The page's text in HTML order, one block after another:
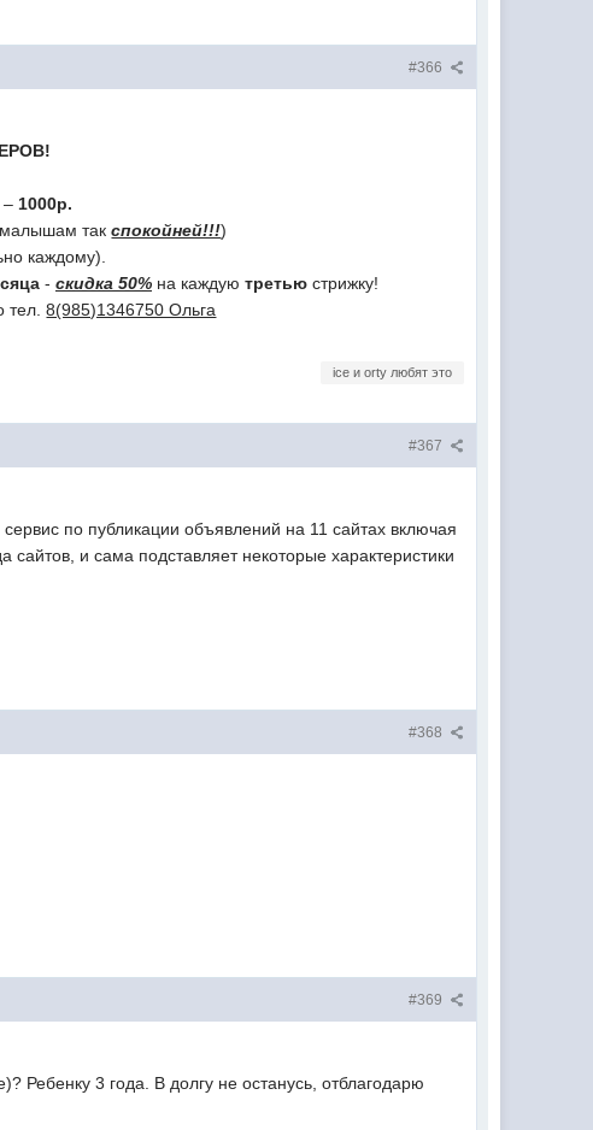
#366
– 1000р.
малышам такспокойней!!!)
каждому).
- скидка 50%на каждую третьюстрижку!
тел.8(985)1346750 Ольга
ice и orty любят это
#367
по публикации объявлений на 11 сайтах включая
и сама подставляет некоторые характеристики
#368
#369
Ребенку 3 года. В долгу не останусь, отблагодарю